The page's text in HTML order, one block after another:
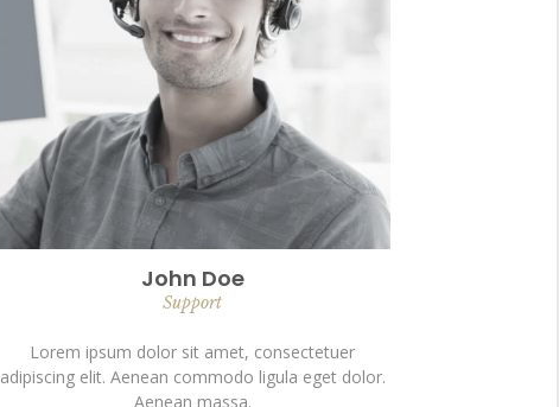
John Doe
Support
Lorem ipsum dolor sit amet, consectetuer
adipiscing elit. Aenean commodo ligula eget dolor.
Aenean massa.